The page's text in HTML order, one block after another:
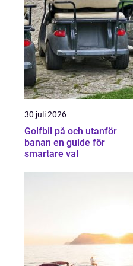
30 juli 2026
Golfbil på och utanför
banan en guide för
smartare val